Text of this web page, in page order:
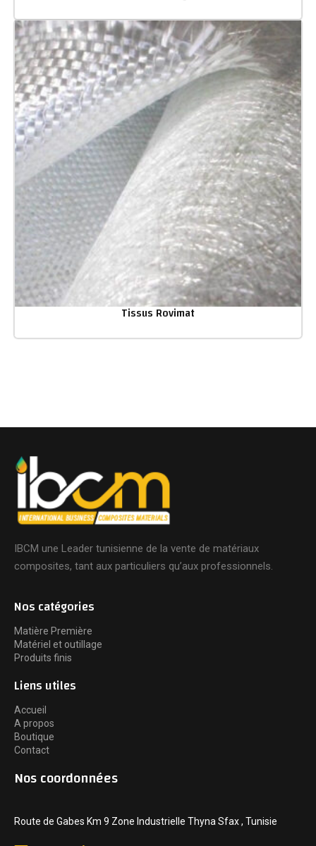
Tissus Rovimat
IBCM une Leader tunisienne de la vente de matériaux
composites, tant aux particuliers qu’aux professionnels.
Nos catégories
Matière Première
Matériel et outillage
Produits finis
Liens utiles
Accueil
A propos
Boutique
Contact
Nos coordonnées
Route de Gabes Km 9 Zone Industrielle Thyna Sfax , Tunisie